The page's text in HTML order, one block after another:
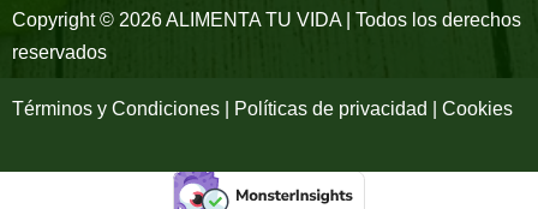
-
m
Copyright © 2026 ALIMENTA TU VIDA | Todos los derechos
reservados
Términos y Condiciones | Políticas de privacidad | Cookies